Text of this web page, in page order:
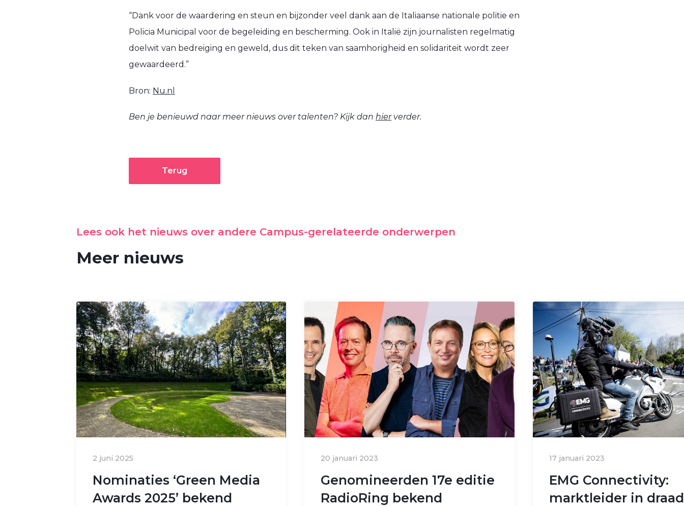
“Dank voor de waardering en steun en bijzonder veel dank aan de Italiaanse nationale politie en
Policia Municipal voor de begeleiding en bescherming. Ook in Italië zijn journalisten regelmatig
doelwit van bedreiging en geweld, dus dit teken van saamhorigheid en solidariteit wordt zeer
gewaardeerd.”
Bron: Nu.nl
Ben je benieuwd naar meer nieuws over talenten? Kijk dan hierverder.
Terug
Lees ook het nieuws over andere Campus-gerelateerde onderwerpen
Meer nieuws
2 juni 2025
Nominaties ‘Green Media
Awards 2025’ bekend
20 januari 2023
Genomineerden 17e editie
RadioRing bekend
17 januari 2023
EMG Connectivity:
marktleider in